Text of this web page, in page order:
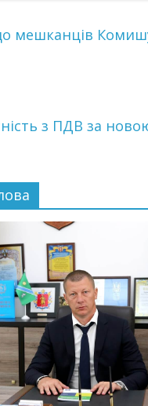
мешканців
з ПДВ за